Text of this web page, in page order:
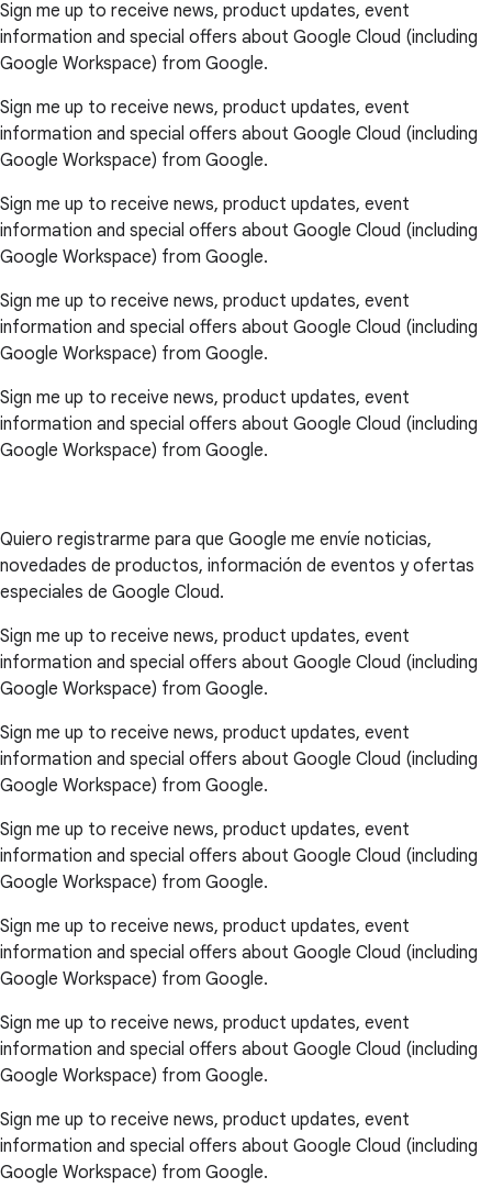
Sign me up to receive news, product updates, event
information and special offers about Google Cloud (including
Google Workspace) from Google.
Sign me up to receive news, product updates, event
information and special offers about Google Cloud (including
Google Workspace) from Google.
Sign me up to receive news, product updates, event
information and special offers about Google Cloud (including
Google Workspace) from Google.
Sign me up to receive news, product updates, event
information and special offers about Google Cloud (including
Google Workspace) from Google.
Sign me up to receive news, product updates, event
information and special offers about Google Cloud (including
Google Workspace) from Google.
Quiero registrarme para que Google me envíe noticias,
novedades de productos, información de eventos y ofertas
especiales de Google Cloud.
Sign me up to receive news, product updates, event
information and special offers about Google Cloud (including
Google Workspace) from Google.
Sign me up to receive news, product updates, event
information and special offers about Google Cloud (including
Google Workspace) from Google.
Sign me up to receive news, product updates, event
information and special offers about Google Cloud (including
Google Workspace) from Google.
Sign me up to receive news, product updates, event
information and special offers about Google Cloud (including
Google Workspace) from Google.
Sign me up to receive news, product updates, event
information and special offers about Google Cloud (including
Google Workspace) from Google.
Sign me up to receive news, product updates, event
information and special offers about Google Cloud (including
Google Workspace) from Google.